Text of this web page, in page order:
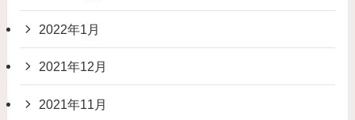
2022年1月
2021年12月
2021年11月